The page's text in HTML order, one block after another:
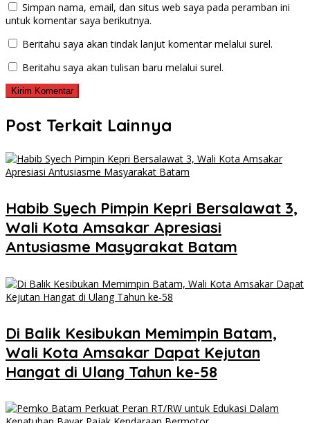
Simpan nama, email, dan situs web saya pada peramban ini
untuk komentar saya berikutnya.
Beritahu saya akan tindak lanjut komentar melalui surel.
Beritahu saya akan tulisan baru melalui surel.
Post Terkait Lainnya
Habib Syech Pimpin Kepri Bersalawat 3,
Wali Kota Amsakar Apresiasi
Antusiasme Masyarakat Batam
Di Balik Kesibukan Memimpin Batam,
Wali Kota Amsakar Dapat Kejutan
Hangat di Ulang Tahun ke-58